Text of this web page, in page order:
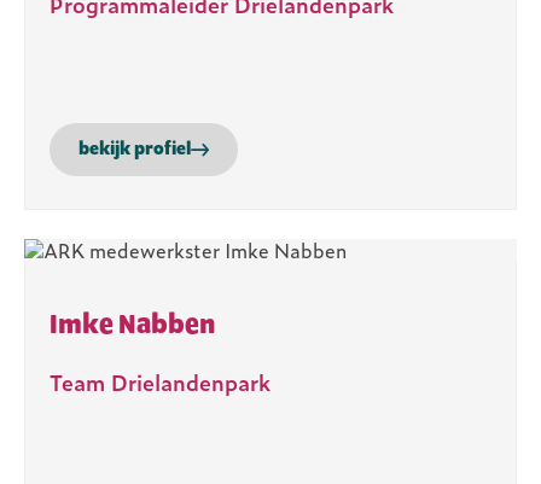
bekijk profiel
Imke Nabben
Team Drielandenpark